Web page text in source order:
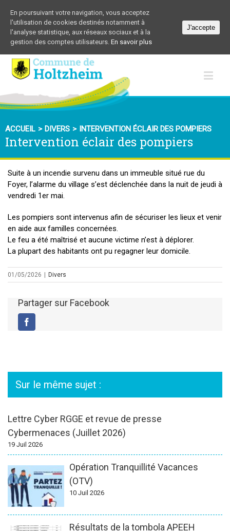
ACCUEIL > DIVERS > INTERVENTION ÉCLAIR DES POMPIERS
Intervention éclair des pompiers
Suite à un incendie survenu dans un immeuble situé rue du
Foyer, l’alarme du village s’est déclenchée dans la nuit de jeudi à
vendredi 1er mai.
Les pompiers sont intervenus afin de sécuriser les lieux et venir
en aide aux familles concernées.
Le feu a été maîtrisé et aucune victime n’est à déplorer.
La plupart des habitants ont pu regagner leur domicile.
01/05/2026 Divers
Partager sur Facebook
Sur le même sujet :
Lettre Cyber RGGE et revue de presse
Cybermenaces (Juillet 2026)
19 Juil 2026
Opération Tranquillité Vacances
(OTV)
10 Juil 2026
Résultats de la tombola APEEH
En poursuivant votre navigation, vous acceptez
l'utilisation de cookies destinés notamment à
l'analyse statistique, aux réseaux sociaux et à la
gestion des comptes utilisateurs. En savoir plus
J'accepte